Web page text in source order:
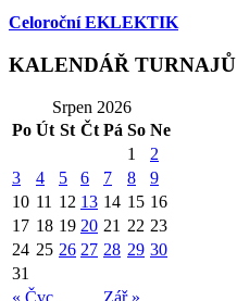
Celoroční EKLEKTIK
KALENDÁŘ TURNAJŮ
Srpen 2026
Po Út St Čt Pá So Ne
« Čvc Zář »
1
2
3
4 5 6 7 8
9
10 11 12 13 14 15 16
17 18 19 20 21 22 23
24 25 26 27 28 29 30
31